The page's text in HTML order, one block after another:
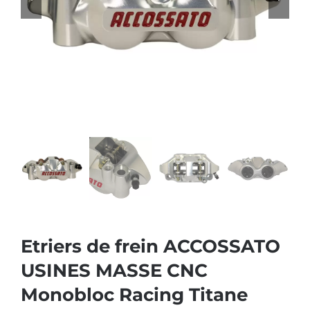
Etriers de frein ACCOSSATO
USINES MASSE CNC
Monobloc Racing Titane